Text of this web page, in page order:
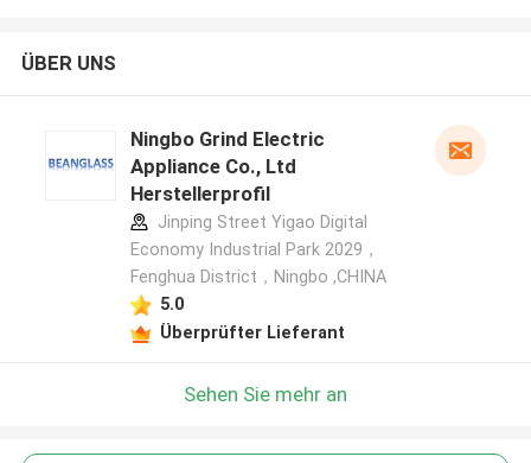
ÜBER UNS
Ningbo Grind Electric
Appliance Co., Ltd
Herstellerprofil
Jinping Street Yigao Digital
Economy Industrial Park 2029，
Fenghua District，Ningbo ,CHINA
5.0
Überprüfter Lieferant
Sehen Sie mehr an